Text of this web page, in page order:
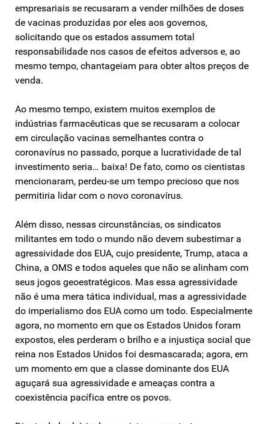
empresariais se recusaram a vender milhões de doses
de vacinas produzidas por eles aos governos,
solicitando que os estados assumem total
responsabilidade nos casos de efeitos adversos e, ao
mesmo tempo, chantageiam para obter altos preços de
venda.
Ao mesmo tempo, existem muitos exemplos de
indústrias farmacêuticas que se recusaram a colocar
em circulação vacinas semelhantes contra o
coronavírus no passado, porque a lucratividade de tal
investimento seria… baixa! De fato, como os cientistas
mencionaram, perdeu-se um tempo precioso que nos
permitiria lidar com o novo coronavírus.
Além disso, nessas circunstâncias, os sindicatos
militantes em todo o mundo não devem subestimar a
agressividade dos EUA, cujo presidente, Trump, ataca a
China, a OMS e todos aqueles que não se alinham com
seus jogos geoestratégicos. Mas essa agressividade
não é uma mera tática individual, mas a agressividade
do imperialismo dos EUA como um todo. Especialmente
agora, no momento em que os Estados Unidos foram
expostos, eles perderam o brilho e a injustiça social que
reina nos Estados Unidos foi desmascarada; agora, em
um momento em que a classe dominante dos EUA
aguçará sua agressividade e ameaças contra a
coexistência pacífica entre os povos.